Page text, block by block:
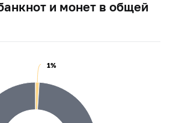
и монет в общей
1%
1%